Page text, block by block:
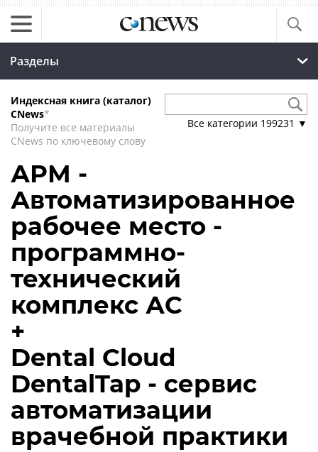
Разделы
Индексная книга (каталог)
CNews*
Получите все материалы
CNews по ключевому слову
Все категории 199231 ▼
АРМ -
Автоматизированное
рабочее место -
программно-
технический
комплекс АС
+
Dental Cloud
DentalTap - сервис
автоматизации
врачебной практики